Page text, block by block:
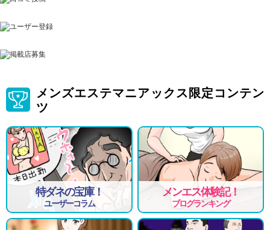
メンズエステマニアックス限定コンテン
ツ
特ダネの宝庫！
ユーザーコラム
メンエス体験記！
ブログランキング